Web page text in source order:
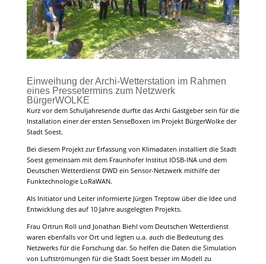
Einweihung der Archi-Wetterstation im Rahmen
eines Pressetermins zum Netzwerk
BürgerWOLKE
Kurz vor dem Schuljahresende durfte das Archi Gastgeber sein für die
Installation einer der ersten SenseBoxen im Projekt BürgerWolke der
Stadt Soest.
Bei diesem Projekt zur Erfassung von Klimadaten installiert die Stadt
Soest gemeinsam mit dem Fraunhofer Institut IOSB-INA und dem
Deutschen Wetterdienst DWD ein Sensor-Netzwerk mithilfe der
Funktechnologie LoRaWAN.
Als Initiator und Leiter informierte Jürgen Treptow über die Idee und
Entwicklung des auf 10 Jahre ausgelegten Projekts.
Frau Ortrun Roll und Jonathan Biehl vom Deutschen Wetterdienst
waren ebenfalls vor Ort und legten u.a. auch die Bedeutung des
Netzwerks für die Forschung dar. So helfen die Daten die Simulation
von Luftströmungen für die Stadt Soest besser im Modell zu